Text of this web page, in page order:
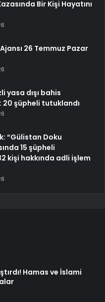
Bir Kişi Hayatını
26 Temmuz Pazar
yasa dışı bahis
20 şüpheli tutuklandı
“Gülistan Doku
15 şüpheli
kişi hakkında adli işlem
Hamas ve İslami